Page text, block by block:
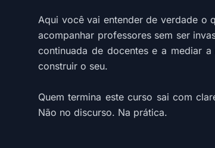
Aqui você vai entender de verdade o
acompanhar professores sem ser
continuada de docentes e a mediar
construir o seu.
Quem termina este curso sai com
Não no discurso. Na prática.